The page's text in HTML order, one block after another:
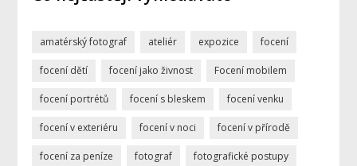
amatérský fotograf ateliér expozice focení
focení dětí focení jako živnost Focení mobilem
focení portrétů focení s bleskem focení venku
focení v exteriéru focení v noci focení v přírodě
focení za peníze fotograf fotografické postupy